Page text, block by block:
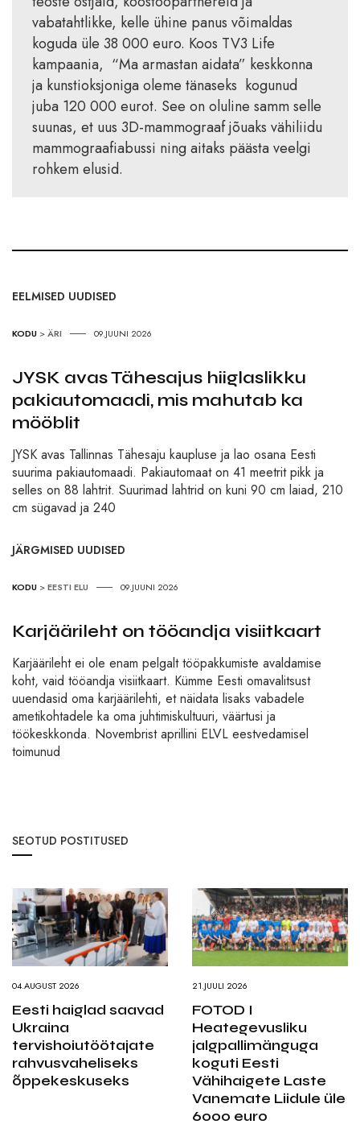
vabatahtlikke, kelle ühine panus võimaldas
koguda üle 38 000 euro. Koos TV3 Life
kampaania, “Ma armastan aidata” keskkonna
ja kunstioksjoniga oleme tänaseks kogunud
juba 120 000 eurot. See on oluline samm selle
suunas, et uus 3D-mammograaf jõuaks vähiliidu
mammograafiabussi ning aitaks päästa veelgi
rohkem elusid.
EELMISED UUDISED
KODU >ÄRI 09.JUUNI 2026
JYSK avas Tähesajus hiiglaslikku
pakiautomaadi, mis mahutab ka
mööblit
JYSK avas Tallinnas Tähesaju kaupluse ja lao osana Eesti
suurima pakiautomaadi. Pakiautomaat on 41 meetrit pikk ja
selles on 88 lahtrit. Suurimad lahtrid on kuni 90 cm laiad, 210
cm sügavad ja 240
JÄRGMISED UUDISED
KODU >EESTI ELU 09.JUUNI 2026
Karjäärileht on tööandja visiitkaart
Karjäärileht ei ole enam pelgalt tööpakkumiste avaldamise
koht, vaid tööandja visiitkaart. Kümme Eesti omavalitsust
uuendasid oma karjäärilehti, et näidata lisaks vabadele
ametikohtadele ka oma juhtimiskultuuri, väärtusi ja
töökeskkonda. Novembrist aprillini ELVL eestvedamisel
toimunud
SEOTUD POSTITUSED
04.AUGUST 2026
Eesti haiglad saavad
Ukraina
tervishoiutöötajate
rahvusvaheliseks
õppekeskuseks
21.JUULI 2026
FOTOD I
Heategevusliku
jalgpallimänguga
koguti Eesti
Vähihaigete Laste
Vanemate Liidule üle
6000 euro